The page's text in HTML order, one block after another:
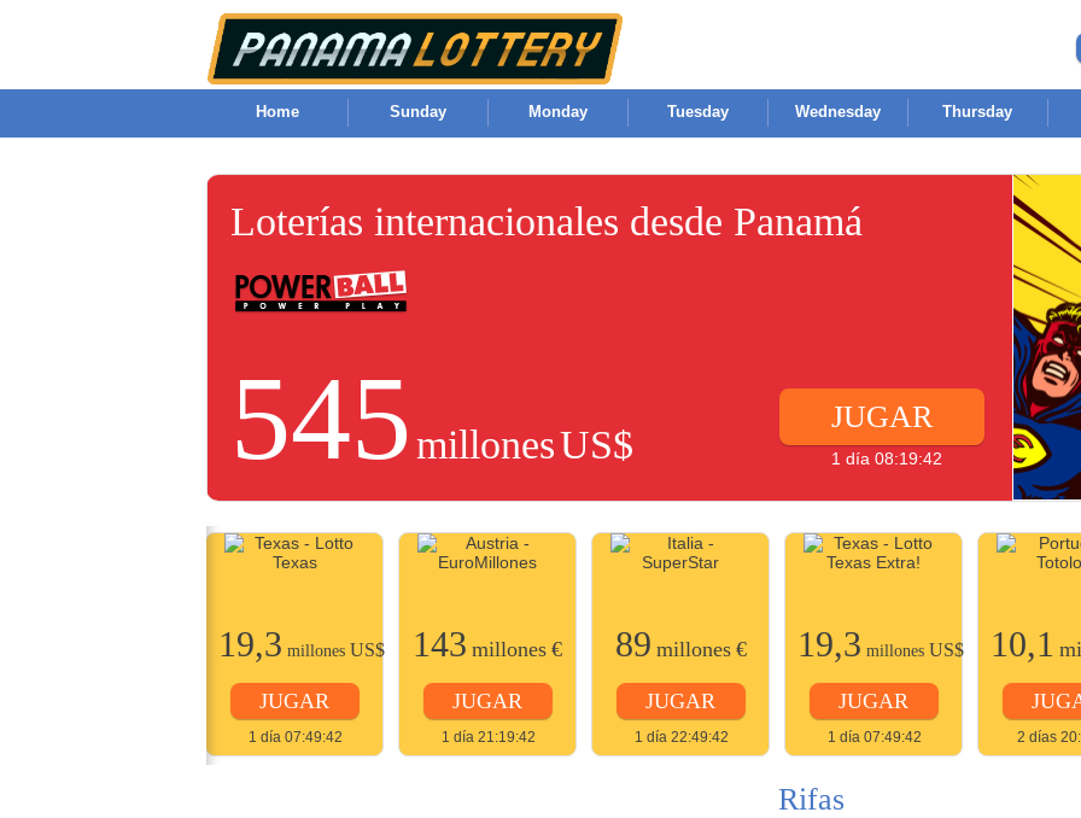
Home Sunday Monday Tuesday Wednesday Thursday
Loterías internacionales desde Panamá
545 millonesUS$
JUGAR
1 día 08:19:42
19,3 millones US$
JUGAR
1 día 07:49:42
143 millones €
JUGAR
1 día 21:19:42
89 millones €
JUGAR
1 día 22:49:42
19,3 millones US$
JUGAR
1 día 07:49:42
10,1
2 días
Rifas